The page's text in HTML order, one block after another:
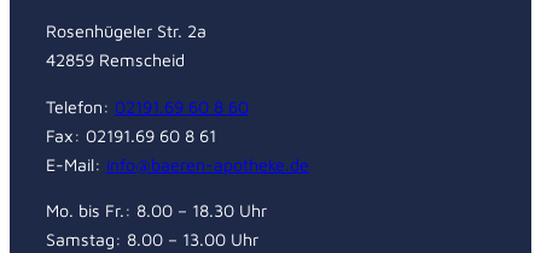
Rosenhügeler Str. 2a
42859 Remscheid
Telefon: 02191.69 60 8 60
Fax: 02191.69 60 8 61
E-Mail: info@baeren-apotheke.de
Mo. bis Fr.: 8.00 – 18.30 Uhr
Samstag: 8.00 – 13.00 Uhr